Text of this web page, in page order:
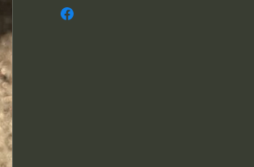
WithinNature.info may carry this in stock.